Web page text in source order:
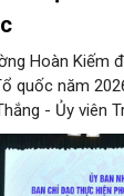
Hoàn Kiếm
quốc năm
- Ủy viên
UBND thành
Đảng ủy, Phó
các đồng chí